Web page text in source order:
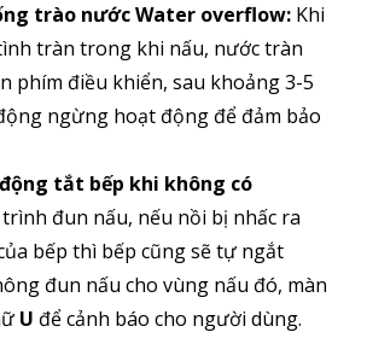
trào nước Water overflow:Khi
tràn trong khi nấu, nước tràn
phím điều khiển, sau khoảng 3-5
ngừng hoạt động để đảm bảo
tắt bếp khi không có
đun nấu, nếu nồi bị nhấc ra
bếp thì bếp cũng sẽ tự ngắt
đun nấu cho vùng nấu đó, màn
U để cảnh báo cho người dùng.